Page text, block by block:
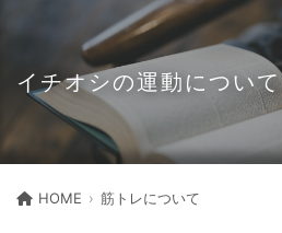
イチオシの運動について
HOME 筋トレについて